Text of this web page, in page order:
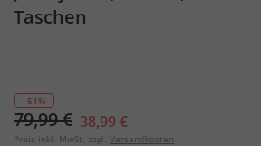
Taschen
- 51%
79,99 € 38,99 €
Preis inkl. MwSt. zzgl. Versandkosten